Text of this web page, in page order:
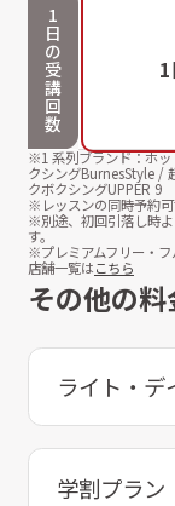
1
日
の
受
講
回
数
※1 系列ブランド：ホ
クシングBurnesStyle /
クボクシングUPPER 9
※レッスンの同時予約可
※別途、初回引落し時
す。
※プレミアムフリー・
店舗一覧はこちら
その他の
ライト・デ
学割プラン